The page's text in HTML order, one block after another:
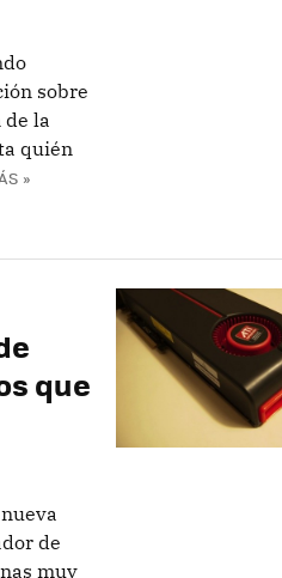
sobre
de la
quién
»
que
de
muy